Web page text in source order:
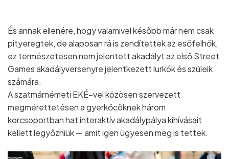
És annak ellenére, hogy valamivel később már nem csak
pityeregtek, de alaposan rá is zendítettek az esőfelhők,
ez természetesen nem jelentett akadályt az első Street
Games akadályversenyre jelentkezett lurkók és szüleik
számára.
A szatmárnémeti EKÉ–vel közösen szervezett
megmérettetésen a gyerkőcöknek három
korcsoportban hat interaktív akadálypálya kihívásait
kellett legyőzniük — amit igen ügyesen meg is tettek.